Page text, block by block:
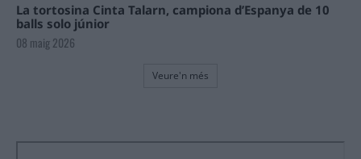
La tortosina Cinta Talarn, campiona d’Espanya de 10
balls solo júnior
08 maig 2026
Veure'n més